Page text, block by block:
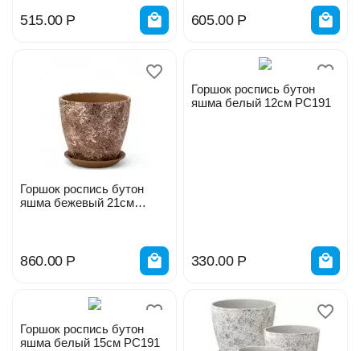
515.00 Р 605.00 Р
Горшок роспись бутон
яшма бежевый 21см
860.00 Р
Горшок роспись бутон
яшма белый 12см РС191
330.00 Р
Горшок роспись бутон
яшма белый 15см РС191